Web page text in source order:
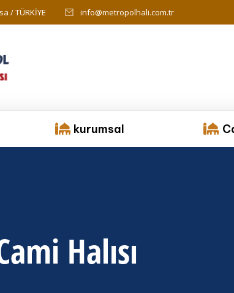
/ TÜRKİYE info@metropolhali.com.tr
kurumsal
Halısı